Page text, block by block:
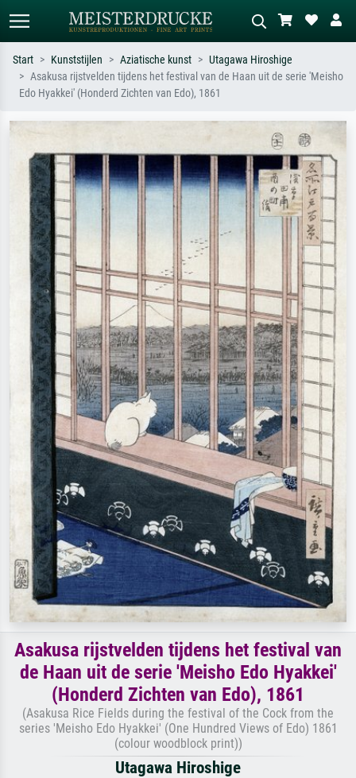
Standaard zoeken
Monet, Sterrennacht, impressionisme,
weide, abstract met veel rood, donker
olieverfschilderij, staand naakt naast
een boom.
Start Kunststijlen Aziatische kunst
Utagawa Hiroshige
Asakusa rijstvelden tijdens het festival van de Haan uit de serie 'Meisho
Edo Hyakkei' (Honderd Zichten van Edo), 1861
Asakusa rijstvelden tijdens het festival van
de Haan uit de serie 'Meisho Edo Hyakkei'
(Honderd Zichten van Edo), 1861
(Asakusa Rice Fields during the festival of the Cock from the
series 'Meisho Edo Hyakkei' (One Hundred Views of Edo) 1861
(colour woodblock print))
Utagawa Hiroshige